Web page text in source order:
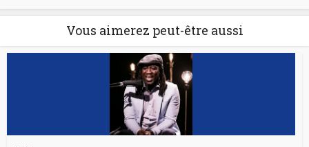
Vous aimerez peut-être aussi